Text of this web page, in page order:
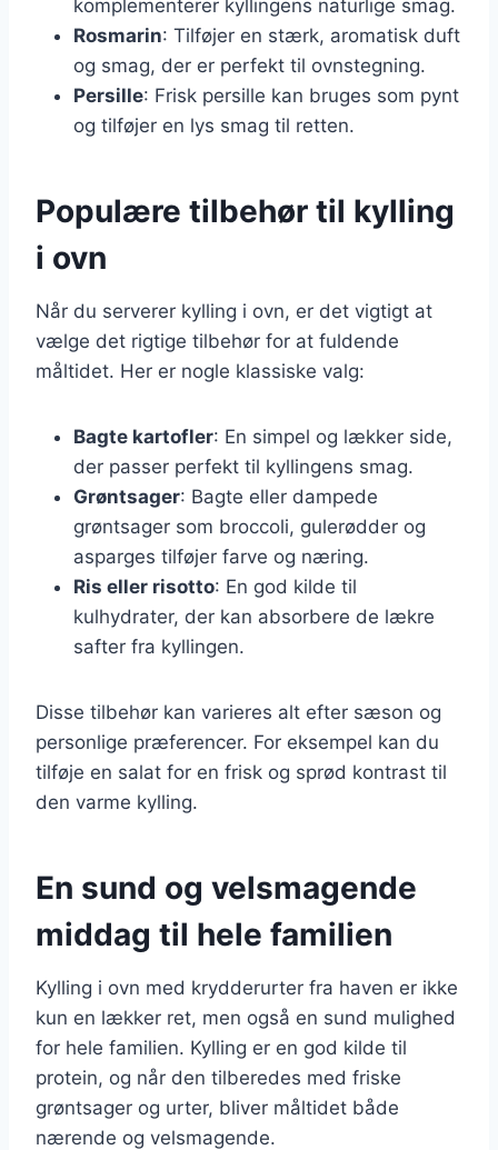
komplementerer kyllingens naturlige smag.
Rosmarin: Tilføjer en stærk, aromatisk duft
og smag, der er perfekt til ovnstegning.
Persille: Frisk persille kan bruges som pynt
og tilføjer en lys smag til retten.
Populære tilbehør til kylling
i ovn
Når du serverer kylling i ovn, er det vigtigt at
vælge det rigtige tilbehør for at fuldende
måltidet. Her er nogle klassiske valg:
Bagte kartofler: En simpel og lækker side,
der passer perfekt til kyllingens smag.
Grøntsager: Bagte eller dampede
grøntsager som broccoli, gulerødder og
asparges tilføjer farve og næring.
Ris eller risotto: En god kilde til
kulhydrater, der kan absorbere de lækre
safter fra kyllingen.
Disse tilbehør kan varieres alt efter sæson og
personlige præferencer. For eksempel kan du
tilføje en salat for en frisk og sprød kontrast til
den varme kylling.
En sund og velsmagende
middag til hele familien
Kylling i ovn med krydderurter fra haven er ikke
kun en lækker ret, men også en sund mulighed
for hele familien. Kylling er en god kilde til
protein, og når den tilberedes med friske
grøntsager og urter, bliver måltidet både
nærende og velsmagende.